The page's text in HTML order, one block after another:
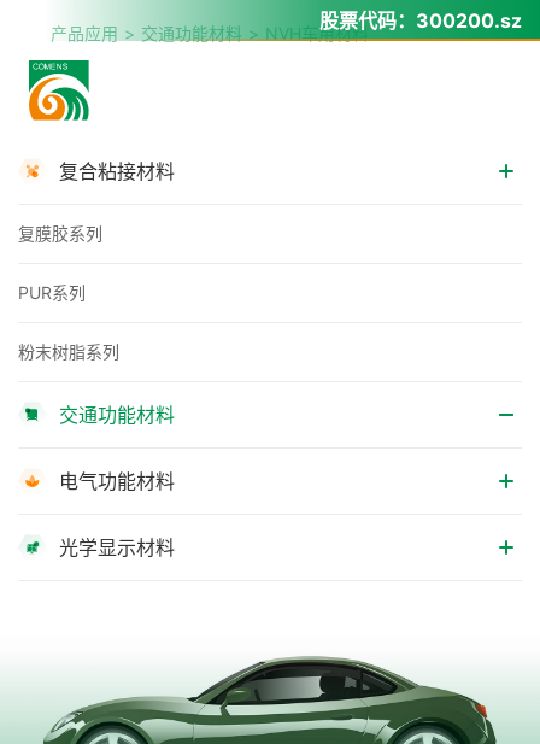
股票代码： 300200.sz
产品应用 交通功能材料 NVH车用材料
复合粘接材料
复膜胶系列
PUR系列
粉末树脂系列
交通功能材料
电气功能材料
光学显示材料